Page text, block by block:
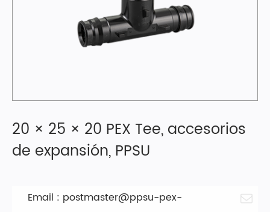
20 × 25 × 20 PEX Tee, accesorios
de expansión, PPSU
Email : postmaster@ppsu-pex-